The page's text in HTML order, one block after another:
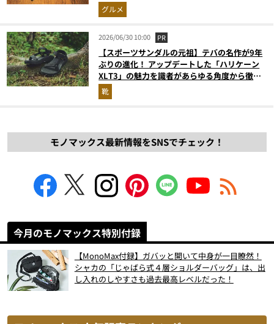
グルメ
2026/06/30 10:00 PR
【スポーツサンダルの元祖】テバの名作が9年
ぶりの進化！ アップデートした「ハリケーン
XLT3」の魅力を識者があらゆる角度から徹底
解説！
靴
モノマックス最新情報をSNSでチェック！
今月のモノマックス特別付録
【MonoMax付録】ガバッと開いて中身が一目瞭然！
シャカの「じゃばら式４層ショルダーバッグ」は、出
し入れのしやすさも過去最高レベルだった！